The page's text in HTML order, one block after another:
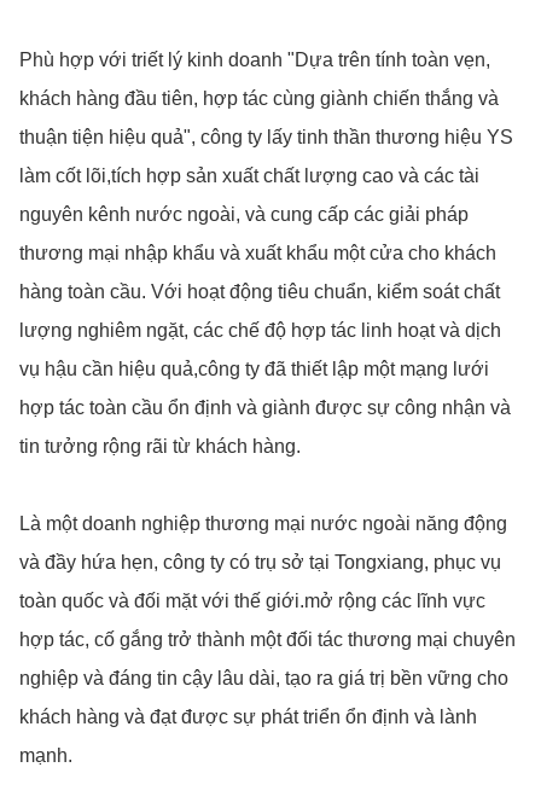
Phù hợp với triết lý kinh doanh "Dựa trên tính toàn vẹn,
khách hàng đầu tiên, hợp tác cùng giành chiến thắng và
thuận tiện hiệu quả", công ty lấy tinh thần thương hiệu YS
làm cốt lõi,tích hợp sản xuất chất lượng cao và các tài
nguyên kênh nước ngoài, và cung cấp các giải pháp
thương mại nhập khẩu và xuất khẩu một cửa cho khách
hàng toàn cầu. Với hoạt động tiêu chuẩn, kiểm soát chất
lượng nghiêm ngặt, các chế độ hợp tác linh hoạt và dịch
vụ hậu cần hiệu quả,công ty đã thiết lập một mạng lưới
hợp tác toàn cầu ổn định và giành được sự công nhận và
tin tưởng rộng rãi từ khách hàng.
Là một doanh nghiệp thương mại nước ngoài năng động
và đầy hứa hẹn, công ty có trụ sở tại Tongxiang, phục vụ
toàn quốc và đối mặt với thế giới.mở rộng các lĩnh vực
hợp tác, cố gắng trở thành một đối tác thương mại chuyên
nghiệp và đáng tin cậy lâu dài, tạo ra giá trị bền vững cho
khách hàng và đạt được sự phát triển ổn định và lành
mạnh.